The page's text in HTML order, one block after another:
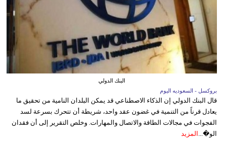
البنك الدولي
بروكسل - السعوديه اليوم
قال البنك الدولي إن الذكاء الاصطناعي قد يمكن البلدان النامية من تحقيق ما
يعادل قرناً من التنمية في غضون عقد واحد، شريطة أن تتحرك بسرعة لسد
الفجوات في مجالات الطاقة والاتصال والمهارات. وخلص التقرير إلى أن فقدان
الو�...
المزيد